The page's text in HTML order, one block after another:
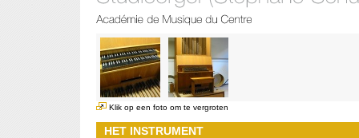
Klik op een foto om te vergroten
HET INSTRUMENT